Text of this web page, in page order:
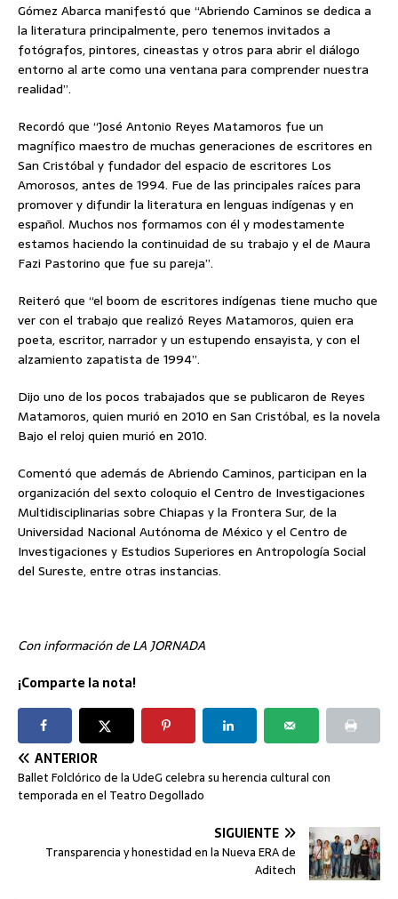
Gómez Abarca manifestó que “Abriendo Caminos se dedica a
la literatura principalmente, pero tenemos invitados a
fotógrafos, pintores, cineastas y otros para abrir el diálogo
entorno al arte como una ventana para comprender nuestra
realidad”.
Recordó que “José Antonio Reyes Matamoros fue un
magnífico maestro de muchas generaciones de escritores en
San Cristóbal y fundador del espacio de escritores Los
Amorosos, antes de 1994. Fue de las principales raíces para
promover y difundir la literatura en lenguas indígenas y en
español. Muchos nos formamos con él y modestamente
estamos haciendo la continuidad de su trabajo y el de Maura
Fazi Pastorino que fue su pareja”.
Reiteró que “el boom de escritores indígenas tiene mucho que
ver con el trabajo que realizó Reyes Matamoros, quien era
poeta, escritor, narrador y un estupendo ensayista, y con el
alzamiento zapatista de 1994”.
Dijo uno de los pocos trabajados que se publicaron de Reyes
Matamoros, quien murió en 2010 en San Cristóbal, es la novela
Bajo el reloj quien murió en 2010.
Comentó que además de Abriendo Caminos, participan en la
organización del sexto coloquio el Centro de Investigaciones
Multidisciplinarias sobre Chiapas y la Frontera Sur, de la
Universidad Nacional Autónoma de México y el Centro de
Investigaciones y Estudios Superiores en Antropología Social
del Sureste, entre otras instancias.
Con información de LA JORNADA
¡Comparte la nota!
ANTERIOR
Ballet Folclórico de la UdeG celebra su herencia cultural con
temporada en el Teatro Degollado
SIGUIENTE
Transparencia y honestidad en la Nueva ERA de
Aditech